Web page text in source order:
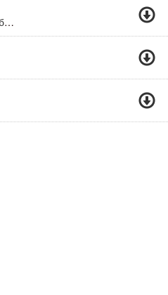
Вы Все Попали На Любовь